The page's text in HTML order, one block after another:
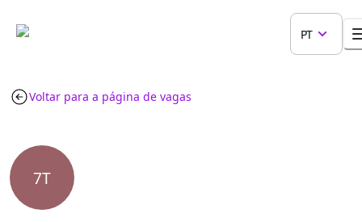
PT
Voltar para a página de vagas
7T